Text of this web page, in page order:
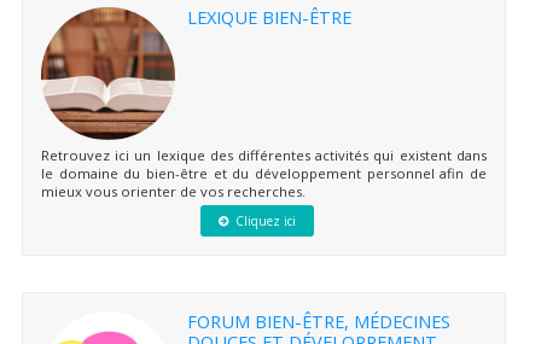
LEXIQUE BIEN-ÊTRE
Retrouvez ici un lexique des différentes activités qui existent dans
le domaine du bien-être et du développement personnel afin de
mieux vous orienter de vos recherches.
Cliquez ici
FORUM BIEN-ÊTRE, MÉDECINES